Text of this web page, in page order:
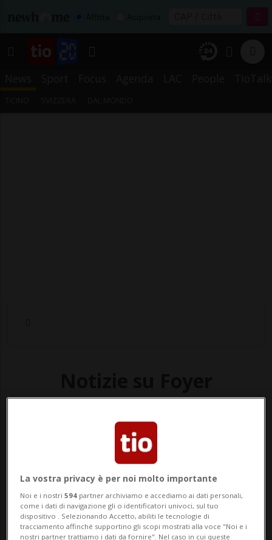
Segui le notizie e gli approfondimenti su
Foyer.
La vostra privacy è per noi molto importante
Noi e i nostri594 partner archiviamo e accediamo ai dati personali,
come i dati di navigazione gli o identificatori univoci, sul tuo
dispositivo . Selezionando Accetto, abiliti le tecnologie di
tracciamento affinché supportino gli scopi mostrati alla voce "Noi e i
nostri partner trattiamo i dati da fornire". Nel caso in cui queste